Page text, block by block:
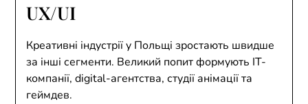
UX/UI
Креативні індустрії у Польщі зростають швидше
за інші сегменти. Великий попит формують IT-
компанії, digital-агентства, студії анімації та
геймдев.